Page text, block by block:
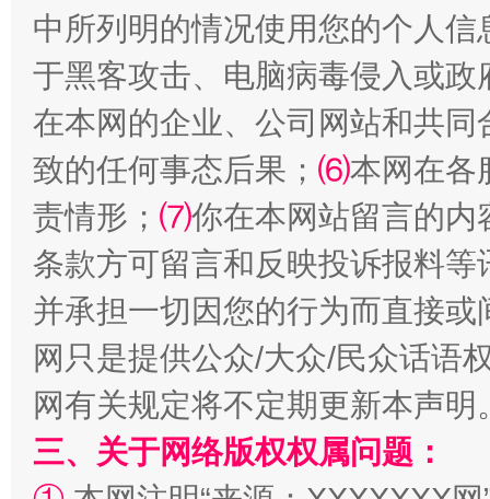
解纷+调解+退费，一次搞定
站台名比不上好声名
中所列明的情况使用您的个人
于黑客攻击、电脑病毒侵入或
在本网的企业、公司网站和共
致的任何事态后果； ⑹本网在各
责情形； ⑺你在本网站留言的内
条款方可留言和反映投诉报料
并承担一切因您的行为而直接
网只是提供公众/大众/民众话语
网有关规定将不定期更新本声明
三、关于网络版权权属问题：